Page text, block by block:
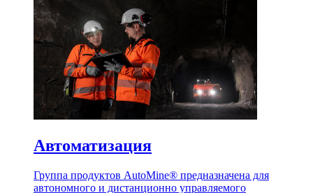
Автоматизация
Группа продуктов AutoMine® предназначена для
автономного и дистанционно управляемого